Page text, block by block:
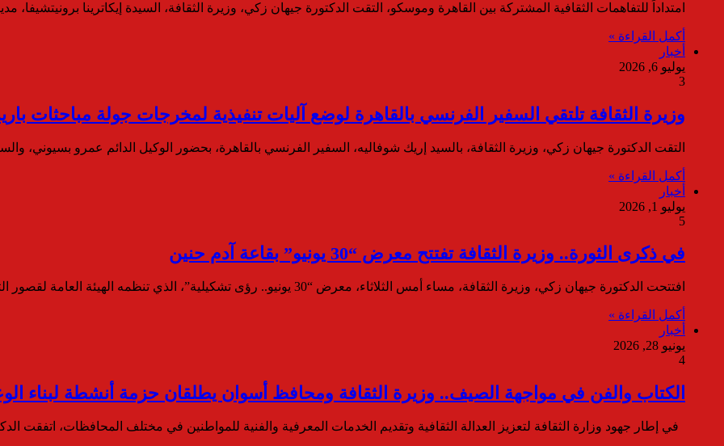
​امتداداً للتفاهمات الثقافية المشتركة بين القاهرة وموسكو، التقت الدكتورة جيهان زكي، وزيرة الثقافة، السيدة إيكاترينا
أكمل القراءة »
أخبار
يوليو 6, 2026
3
وزيرة الثقافة تلتقي السفير الفرنسي بالقاهرة لوضع آليات تنفيذية لمخرجات جولة مباحثات
​التقت الدكتورة جيهان زكي، وزيرة الثقافة، بالسيد إريك شوفاليه، السفير الفرنسي بالقاهرة، بحضور الوكيل الدائم عمرو بسيوني،
أكمل القراءة »
أخبار
يوليو 1, 2026
5
في ذكرى الثورة.. وزيرة الثقافة تفتتح معرض “30 يونيو” بقاعة آدم حنين
افتتحت الدكتورة جيهان زكي، وزيرة الثقافة، مساء أمس الثلاثاء، معرض “30 يونيو.. رؤى تشكيلية”، الذي تنظمه الهيئة العامة لقصور الثقافة…
أكمل القراءة »
أخبار
يونيو 28, 2026
4
الكتاب والفن في مواجهة الصيف.. وزيرة الثقافة ومحافظ أسوان يطلقان حزمة أنشطة لبناء
في إطار جهود وزارة الثقافة لتعزيز العدالة الثقافية وتقديم الخدمات المعرفية والفنية للمواطنين في مختلف المحافظات، اتفقت